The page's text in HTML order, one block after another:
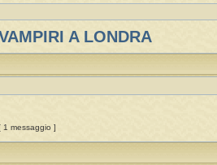
A LONDRA
[ 1 messaggio ]